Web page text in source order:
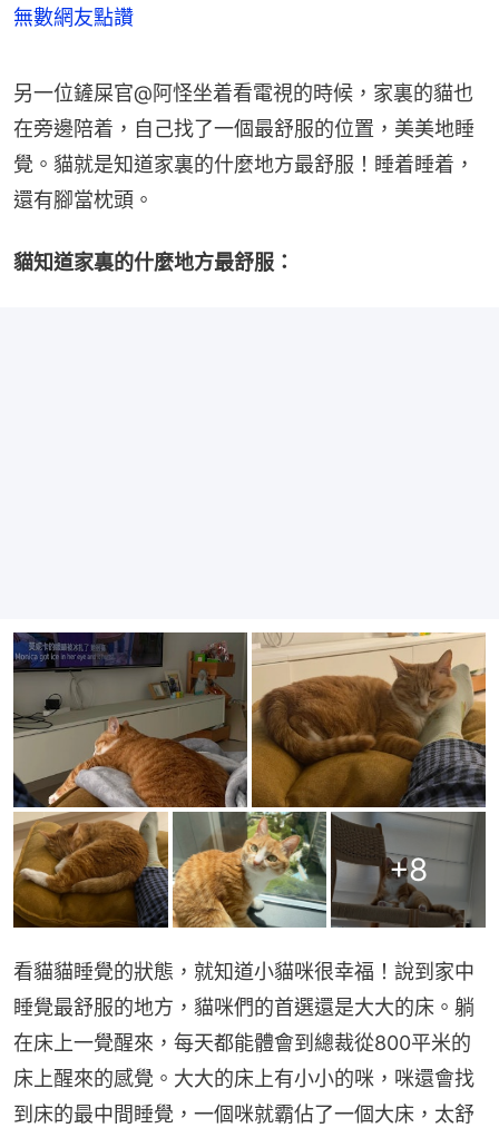
無數網友點讚
另一位鏟屎官@阿怪坐着看電視的時候，家裏的貓也
在旁邊陪着，自己找了一個最舒服的位置，美美地睡
覺。貓就是知道家裏的什麼地方最舒服！睡着睡着，
還有腳當枕頭。
貓知道家裏的什麼地方最舒服：
+8
看貓貓睡覺的狀態，就知道小貓咪很幸福！說到家中
睡覺最舒服的地方，貓咪們的首選還是大大的床。躺
在床上一覺醒來，每天都能體會到總裁從800平米的
床上醒來的感覺。大大的床上有小小的咪，咪還會找
到床的最中間睡覺，一個咪就霸佔了一個大床，太舒